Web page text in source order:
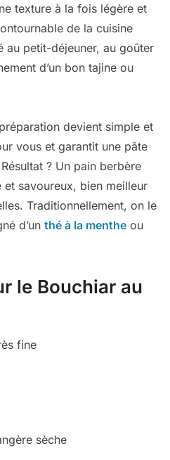
texture à la fois légère et
de la cuisine
au petit-déjeuner, au goûter
d’un bon tajine ou
devient simple et
vous et garantit une pâte
? Un pain berbère
savoureux, bien meilleur
Traditionnellement, on le
d’un thé à la mentheou
le Bouchiar au
fine
sèche